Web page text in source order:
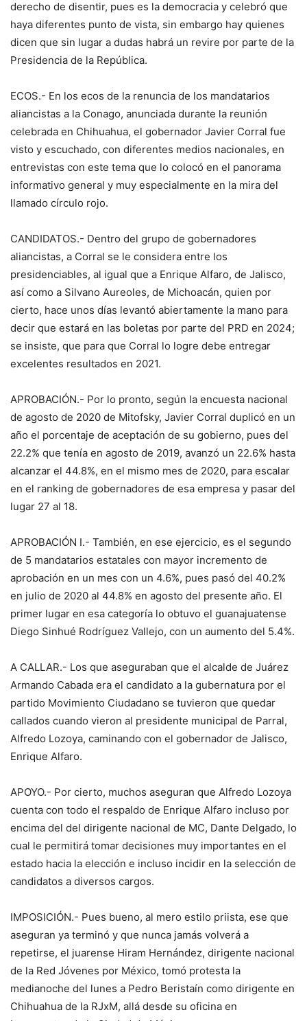
derecho de disentir, pues es la democracia y celebró que
haya diferentes punto de vista, sin embargo hay quienes
dicen que sin lugar a dudas habrá un revire por parte de la
Presidencia de la República.
ECOS.- En los ecos de la renuncia de los mandatarios
aliancistas a la Conago, anunciada durante la reunión
celebrada en Chihuahua, el gobernador Javier Corral fue
visto y escuchado, con diferentes medios nacionales, en
entrevistas con este tema que lo colocó en el panorama
informativo general y muy especialmente en la mira del
llamado círculo rojo.
CANDIDATOS.- Dentro del grupo de gobernadores
aliancistas, a Corral se le considera entre los
presidenciables, al igual que a Enrique Alfaro, de Jalisco,
así como a Silvano Aureoles, de Michoacán, quien por
cierto, hace unos días levantó abiertamente la mano para
decir que estará en las boletas por parte del PRD en 2024;
se insiste, que para que Corral lo logre debe entregar
excelentes resultados en 2021.
APROBACIÓN.- Por lo pronto, según la encuesta nacional
de agosto de 2020 de Mitofsky, Javier Corral duplicó en un
año el porcentaje de aceptación de su gobierno, pues del
22.2% que tenía en agosto de 2019, avanzó un 22.6% hasta
alcanzar el 44.8%, en el mismo mes de 2020, para escalar
en el ranking de gobernadores de esa empresa y pasar del
lugar 27 al 18.
APROBACIÓN I.- También, en ese ejercicio, es el segundo
de 5 mandatarios estatales con mayor incremento de
aprobación en un mes con un 4.6%, pues pasó del 40.2%
en julio de 2020 al 44.8% en agosto del presente año. El
primer lugar en esa categoría lo obtuvo el guanajuatense
Diego Sinhué Rodríguez Vallejo, con un aumento del 5.4%.
A CALLAR.- Los que aseguraban que el alcalde de Juárez
Armando Cabada era el candidato a la gubernatura por el
partido Movimiento Ciudadano se tuvieron que quedar
callados cuando vieron al presidente municipal de Parral,
Alfredo Lozoya, caminando con el gobernador de Jalisco,
Enrique Alfaro.
APOYO.- Por cierto, muchos aseguran que Alfredo Lozoya
cuenta con todo el respaldo de Enrique Alfaro incluso por
encima del del dirigente nacional de MC, Dante Delgado, lo
cual le permitirá tomar decisiones muy importantes en el
estado hacia la elección e incluso incidir en la selección de
candidatos a diversos cargos.
IMPOSICIÓN.- Pues bueno, al mero estilo priista, ese que
aseguran ya terminó y que nunca jamás volverá a
repetirse, el juarense Hiram Hernández, dirigente nacional
de la Red Jóvenes por México, tomó protesta la
medianoche del lunes a Pedro Beristaín como dirigente en
Chihuahua de la RJxM, allá desde su oficina en